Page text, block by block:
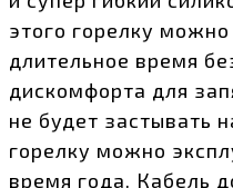
этого горелку можно
длительное время
дискомфорта для
не будет застывать
горелку можно
время года. Кабель